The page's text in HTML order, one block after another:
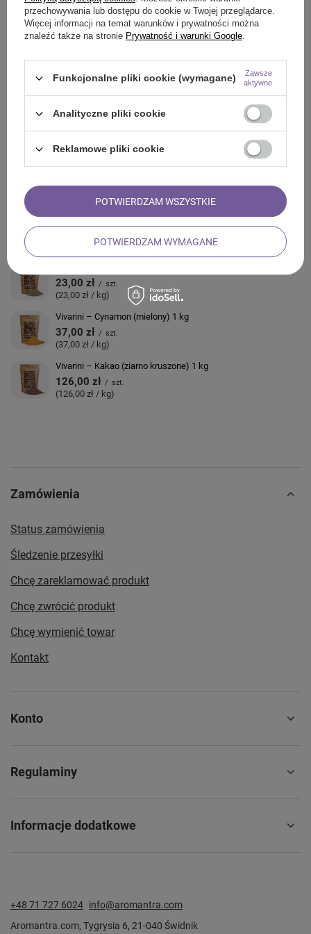
ZOBACZ RÓWNIEŻ
Vivarini – Goździki 1 kg
96,00 zł / szt.
(96,00 zł / kg)
Vivarini – Skórka cytryny 50 g
(120,00 zł / kg)
23,00 zł / szt.
(23,00 zł / kg)
Vivarini – Cynamon (mielony) 1 kg
37,00 zł / szt.
(37,00 zł / kg)
Vivarini – Kakao (ziarno kruszone) 1 kg
126,00 zł / szt.
(126,00 zł / kg)
Zamówienia
Status zamówienia
Śledzenie przesyłki
Chcę zareklamować produkt
Chcę zwrócić produkt
Chcę wymienić towar
Kontakt
Konto
Regulaminy
Informacje dodatkowe
+48 71 727 6024 info@aromantra.com
Aromantra.com, Tygrysia 6, 21-040 Świdnik
przechowywania lub dostępu do cookie w Twojej przeglądarce.
Więcej informacji na temat warunków i prywatności można
znaleźć także na stronie Prywatność i warunki Google.
Funkcjonalne pliki cookie (wymagane)
Zawsze
aktywne
Analityczne pliki cookie
Reklamowe pliki cookie
POTWIERDZAM WYMAGANE
POTWIERDZAM WSZYSTKIE